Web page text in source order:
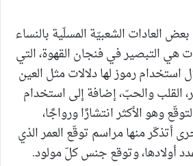
العادات الشعبيّة المسلّية بالنساء
هي التبصير في فنجان القهوة، التي
استخدام رموز لها دلالات مثل العين
القلب والحبّ، إضافة إلى استخدام
وهو الأكثر انتشارًا ورواجًا،
أتذكّر منها مراسم توقّع العمر الذي
أولادها، وتوقع جنس كلّ مولود.